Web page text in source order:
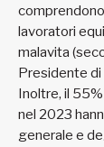
lavoratori
malavita
Presidente di
Inoltre, il
nel 2023
generale e